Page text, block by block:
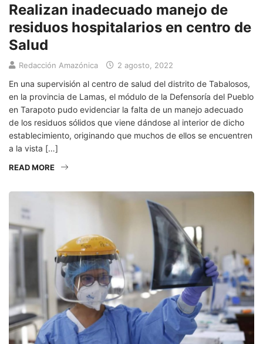
Realizan inadecuado manejo de
residuos hospitalarios en centro de
Salud
Redacción Amazónica 2 agosto, 2022
En una supervisión al centro de salud del distrito de Tabalosos,
en la provincia de Lamas, el módulo de la Defensoría del Pueblo
en Tarapoto pudo evidenciar la falta de un manejo adecuado
de los residuos sólidos que viene dándose al interior de dicho
establecimiento, originando que muchos de ellos se encuentren
a la vista […]
READ MORE